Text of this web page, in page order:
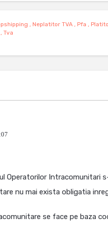
, Neplatitor TVA , Pfa ,
, Tva
Operatorilor
nu mai exista obligatia
se face pe baza